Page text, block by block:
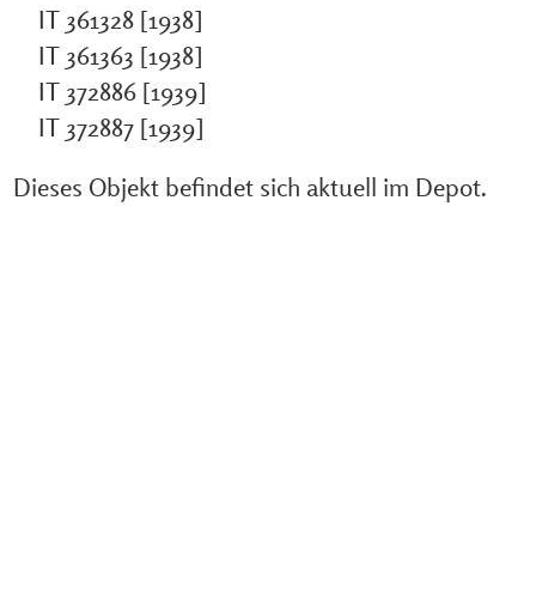
IT 361328 [1938]
IT 361363 [1938]
IT 372886 [1939]
IT 372887 [1939]
Dieses Objekt befindet sich aktuell im Depot.